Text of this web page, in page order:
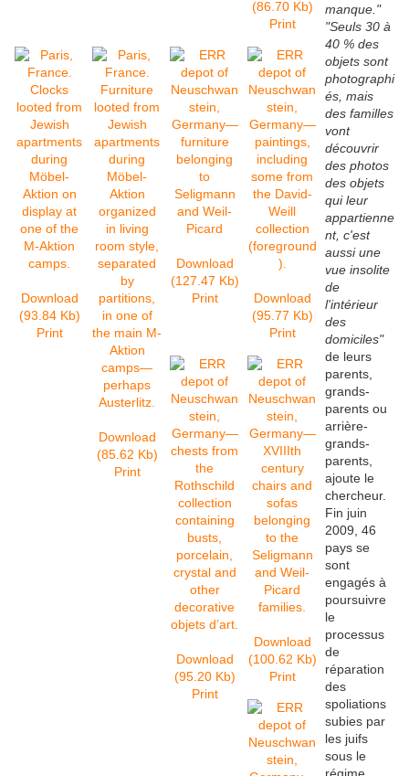
(86.70 Kb)
Print
Download
(93.84 Kb)
Print
Download
(85.62 Kb)
Print
Download
(127.47 Kb)
Print
Download
(95.77 Kb)
Print
Download
(95.20 Kb)
Print
Download
(100.62 Kb)
Print
manque."
"Seuls 30 à
40 % des
objets sont
photographi
és, mais
des familles
vont
découvrir
des photos
des objets
qui leur
appartienne
nt, c'est
aussi une
vue insolite
de
l'intérieur
des
domiciles"
de leurs
parents,
grands-
parents ou
arrière-
grands-
parents,
ajoute le
chercheur.
Fin juin
2009, 46
pays se
sont
engagés à
poursuivre
le
processus
de
réparation
des
spoliations
subies par
les juifs
sous le